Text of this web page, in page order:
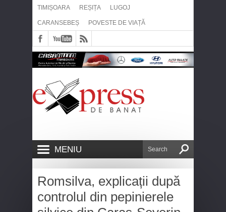
TIMIȘOARA REȘIȚA LUGOJ
CARANSEBEȘ POVESTE DE VIAȚĂ
MENIU
Romsilva, explicații după
controlul din pepinierele